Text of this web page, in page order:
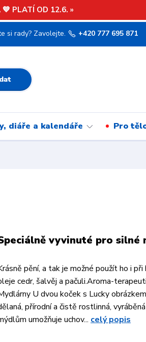
PLATÍ OD 12.6. »
si rady? Zavolejte. +420 777 695 871
diáře a kalendáře Pro
vyvinuté pro silné
pění, a tak je možné použít ho i
cedr, šalvěj a pačuli.Aroma-
U dvou koček s Lucky
přírodní a čistě rostlinná,
umožňuje uchov... celý popis